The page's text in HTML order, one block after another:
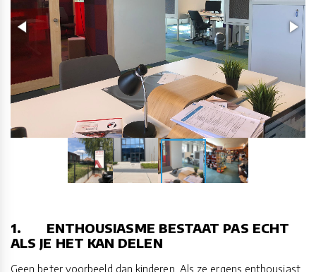
1. ENTHOUSIASME BESTAAT PAS ECHT
ALS JE HET KAN DELEN
Geen beter voorbeeld dan kinderen. Als ze ergens enthousiast